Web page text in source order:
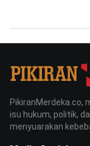
PikiranMerdeka.co,
isu hukum, politik,
menyuarakan